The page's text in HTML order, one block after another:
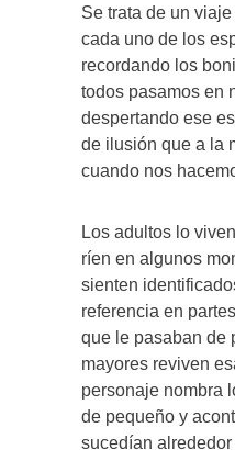
Se trata de un
cada uno de los
recordando los
todos pasamos en
despertando ese
de ilusión que a la
cuando nos
Los adultos lo
ríen en algunos
sienten
referencia en
que le pasaban de
mayores reviven
personaje nombra
de pequeño y
sucedían